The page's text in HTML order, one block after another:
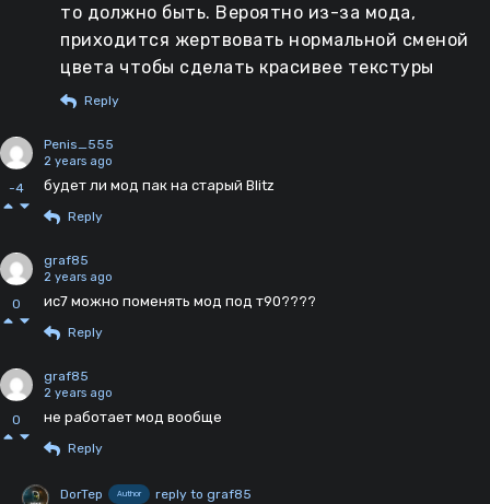
то должно быть. Вероятно из-за мода,
приходится жертвовать нормальной сменой
цвета чтобы сделать красивее текстуры
Reply
-4
Penis_555
2 years ago
будет ли мод пак на старый Blitz
Reply
0
graf85
2 years ago
ис7 можно поменять мод под т90????
Reply
0
graf85
2 years ago
не работает мод вообще
Reply
DorTep Author reply to graf85